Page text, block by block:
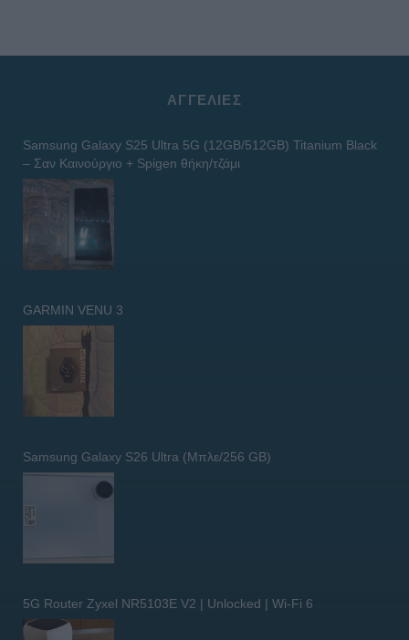
ΑΓΓΕΛΊΕΣ
Samsung Galaxy S25 Ultra 5G (12GB/512GB) Titanium Black
– Σαν Καινούργιο + Spigen θήκη/τζάμι
GARMIN VENU 3
Samsung Galaxy S26 Ultra (Μπλε/256 GB)
5G Router Zyxel NR5103E V2 | Unlocked | Wi-Fi 6